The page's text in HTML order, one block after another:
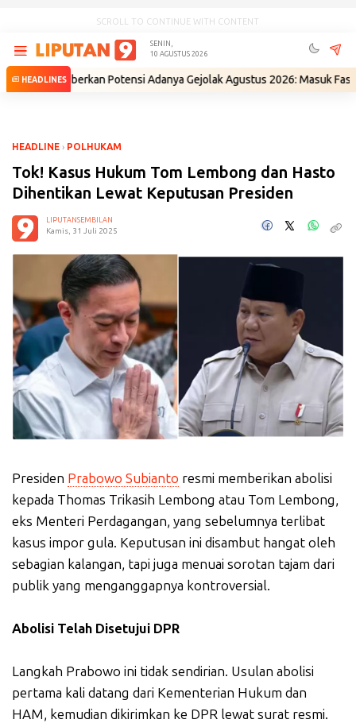
SCROLL TO CONTINUE WITH CONTENT
SENIN,
10 AGUSTUS 2026
HEADLINES
Beberkan Potensi Adanya Gejolak Agustus 2026: Masuk Fase Krisis,
HEADLINE › POLHUKAM
Tok! Kasus Hukum Tom Lembong dan Hasto
Dihentikan Lewat Keputusan Presiden
LIPUTANSEMBILAN
Kamis, 31 Juli 2025
Presiden Prabowo Subianto resmi memberikan abolisi
kepada Thomas Trikasih Lembong atau Tom Lembong,
eks Menteri Perdagangan, yang sebelumnya terlibat
kasus impor gula. Keputusan ini disambut hangat oleh
sebagian kalangan, tapi juga menuai sorotan tajam dari
publik yang menganggapnya kontroversial.
Abolisi Telah Disetujui DPR
Langkah Prabowo ini tidak sendirian. Usulan abolisi
pertama kali datang dari Kementerian Hukum dan
HAM, kemudian dikirimkan ke DPR lewat surat resmi.